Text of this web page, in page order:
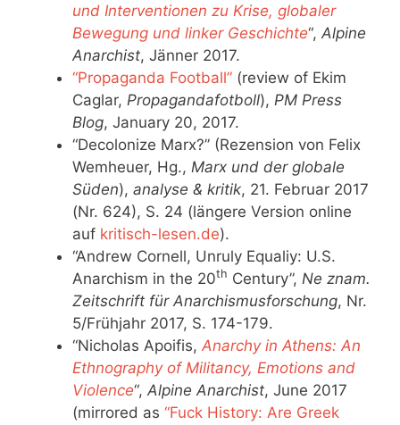
und Interventionen zu Krise, globaler
Bewegung und linker Geschichte“, Alpine
Anarchist, Jänner 2017.
“Propaganda Football” (review of Ekim
Caglar, Propagandafotboll), PM Press
Blog, January 20, 2017.
“Decolonize Marx?” (Rezension von Felix
Wemheuer, Hg., Marx und der globale
Süden), analyse & kritik, 21. Februar 2017
(Nr. 624), S. 24 (längere Version online
auf kritisch-lesen.de).
“Andrew Cornell, Unruly Equaliy: U.S.
Anarchism in the 20th Century”, Ne znam.
Zeitschrift für Anarchismusforschung, Nr.
5/Frühjahr 2017, S. 174-179.
“Nicholas Apoifis, Anarchy in Athens: An
Ethnography of Militancy, Emotions and
Violence“, Alpine Anarchist, June 2017
(mirrored as “Fuck History: Are Greek